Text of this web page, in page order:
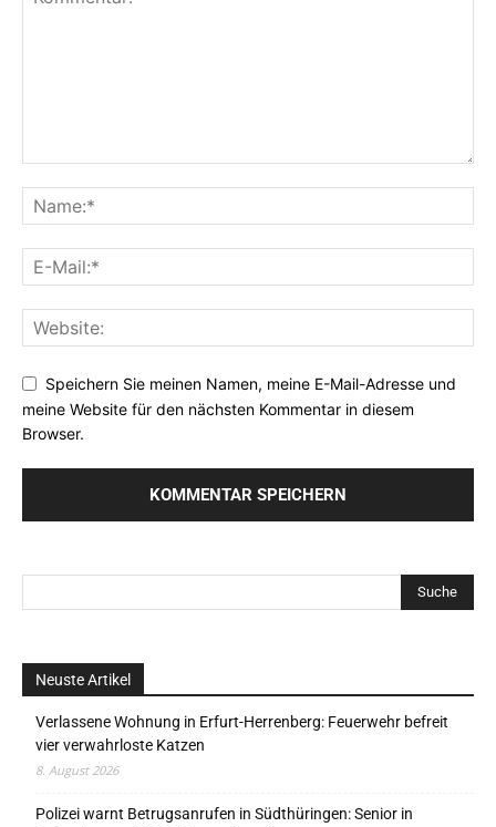
Speichern Sie meinen Namen, meine E-Mail-Adresse und
meine Website für den nächsten Kommentar in diesem
Browser.
Neuste Artikel
Verlassene Wohnung in Erfurt-Herrenberg: Feuerwehr befreit
vier verwahrloste Katzen
8. August 2026
Polizei warnt Betrugsanrufen in Südthüringen: Senior in